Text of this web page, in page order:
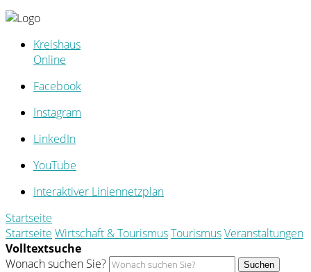
Kreishaus
Online
Facebook
Instagram
LinkedIn
YouTube
Interaktiver Liniennetzplan
Startseite
Startseite Wirtschaft & TourismusTourismusVeranstaltungen
Volltextsuche
Wonach suchen Sie?
Suchen